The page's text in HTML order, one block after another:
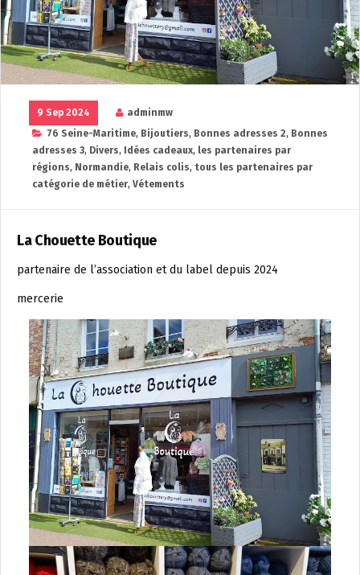
9 Sep 2024
adminmw
76 Seine-Maritime, Bijoutiers, Bonnes adresses 2, Bonnes
adresses 3, Divers, Idées cadeaux, les partenaires par
régions, Normandie, Relais colis, tous les partenaires par
catégorie de métier, Vétements
La Chouette Boutique
partenaire de l’association et du label depuis 2024
mercerie